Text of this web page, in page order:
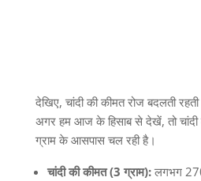
देखिए, चांदी की कीमत रोज बदलती
अगर हम आज के हिसाब से देखें, तो
ग्राम के आसपास चल रही है।
चांदी की कीमत(3 ग्राम): लगभग